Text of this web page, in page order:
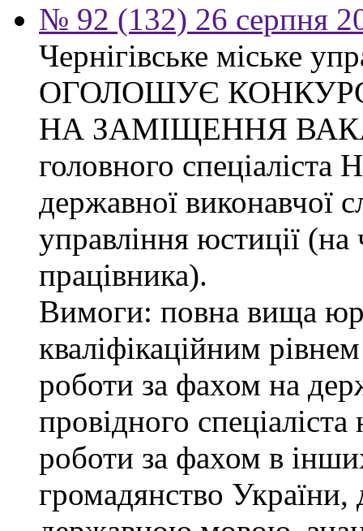
№ 92 (132) 26 серпня
Чернігівське міське
ОГОЛОШУЄ
НА ЗАМІЩЕННЯ
головного спеціаліста
державної виконавчої
управління юстиції (на
працівника).
Вимоги: повна вища
кваліфікаційним
роботи за фахом на
провідного
роботи за фахом в
громадянство України,